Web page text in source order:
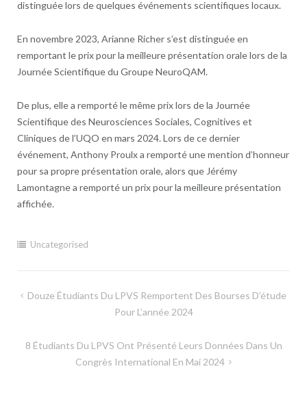
distinguée lors de quelques événements scientifiques locaux.
En novembre 2023, Arianne Richer s’est distinguée en
remportant le prix pour la meilleure présentation orale lors de la
Journée Scientifique du Groupe NeuroQAM.
De plus, elle a remporté le même prix lors de la Journée
Scientifique des Neurosciences Sociales, Cognitives et
Cliniques de l’UQO en mars 2024. Lors de ce dernier
événement, Anthony Proulx a remporté une mention d’honneur
pour sa propre présentation orale, alors que Jérémy
Lamontagne a remporté un prix pour la meilleure présentation
affichée.
Uncategorised
Navigation
Douze Étudiants Du LPVS Remportent Des Bourses D’étude
Pour L’année 2024
8 Étudiants Du LPVS Ont Présenté Leurs Données Dans Un
Congrès International En Mai 2024